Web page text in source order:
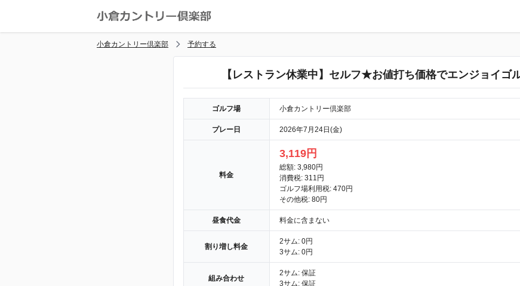
小倉カントリー倶楽部 予約する
【レストラン休業中】セルフ★お値打ち価格でエンジョイゴ
ゴルフ場 小倉カントリー倶楽部
プレー日 2026年7月24日(金)
料金
3,119円
総額: 3,980円
消費税: 311円
ゴルフ場利用税: 470円
その他税: 80円
昼食代金 料金に含まない
割り増し料金
2サム: 0円
3サム: 0円
組み合わせ
2サム: 保証
3サム: 保証